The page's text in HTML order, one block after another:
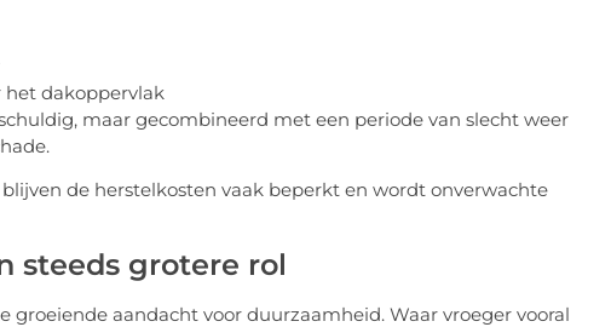
dakoppervlak
maar gecombineerd met een periode van slecht weer
de herstelkosten vaak beperkt en wordt onverwachte
steeds grotere rol
aandacht voor duurzaamheid. Waar vroeger vooral